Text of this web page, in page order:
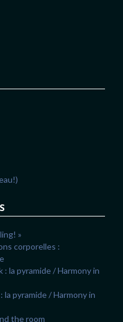
»
corporelles :
la pyramide / Harmony in
pyramide / Harmony in
the room